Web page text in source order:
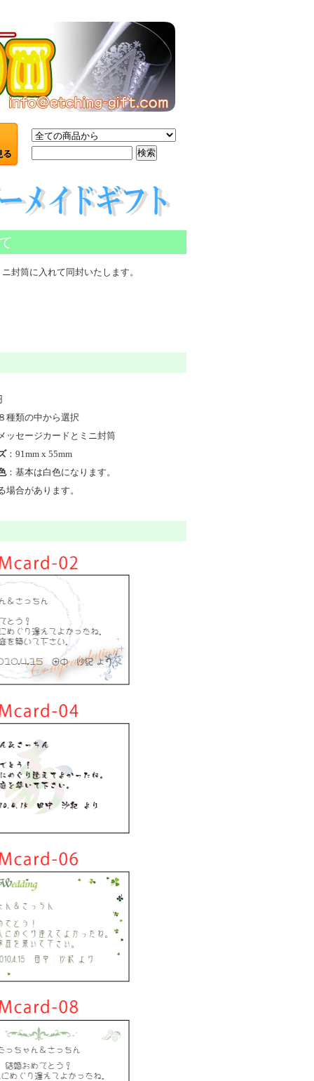
封筒に入れて同封いたします。
種類の中から選択
ッセージカードとミニ封筒
：91mm x 55mm
：基本は白色になります。
合があります。